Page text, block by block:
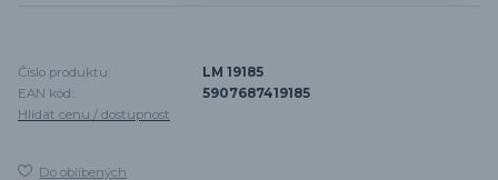
Číslo produktu:
LM 19185
EAN kód:
5907687419185
Hlídat cenu / dostupnost
Do oblíbených